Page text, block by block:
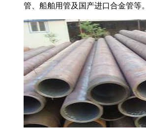
管、船舶用管及国产进口合金管等。